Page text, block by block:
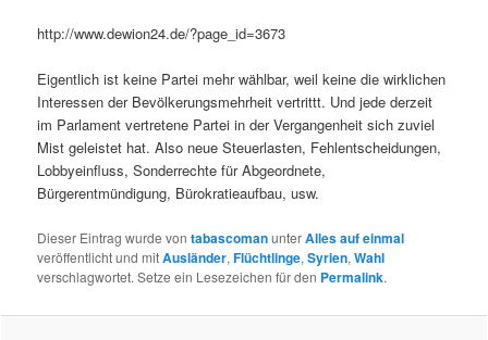
http://www.dewion24.de/?page_id=3673
Eigentlich ist keine Partei mehr wählbar, weil keine die wirklichen
Interessen der Bevölkerungsmehrheit vertrittt. Und jede derzeit
im Parlament vertretene Partei in der Vergangenheit sich zuviel
Mist geleistet hat. Also neue Steuerlasten, Fehlentscheidungen,
Lobbyeinfluss, Sonderrechte für Abgeordnete,
Bürgerentmündigung, Bürokratieaufbau, usw.
Dieser Eintrag wurde vontabascomanunterAlles auf einmal
veröffentlicht und mitAusländer,Flüchtlinge,Syrien,Wahl
verschlagwortet. Setze ein Lesezeichen für den Permalink.